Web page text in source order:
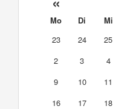
Mo Di Mi
23
24 25
2
3 4
9
10 11
16
17 18